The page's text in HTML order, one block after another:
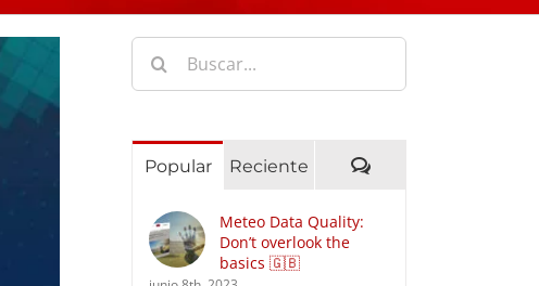
Buscar:
Popular Reciente Comentarios
Meteo Data Quality:
Don’t overlook the
basics 🇬🇧